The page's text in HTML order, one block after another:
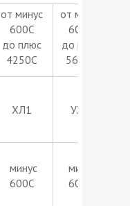
от минус
600С
до плюс
4250С
от минус
600С
до плюс
5650С
ХЛ1 УХЛ1
минус
600С
минус
600С